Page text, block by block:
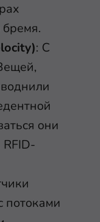
: С
они
потоками